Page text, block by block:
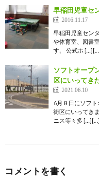
早稲田児童セ
2016.11.17
早稲田児童セン
や体育室、図書
す。 公式ホ
ソフトオープ
区にいってき
2021.06.10
6月８日にソフ
街区にいってき
ニス等々多 […][…]
コメントを書く